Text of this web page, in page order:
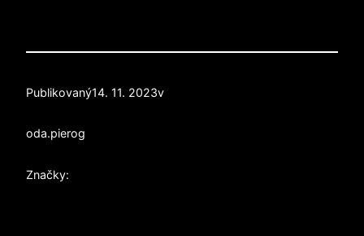
Publikovaný14. 11. 2023v
oda.pierog
Značky: